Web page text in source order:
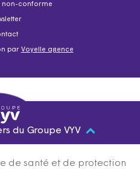
non-conforme
par Voyelle agence
du Groupe VYV
de santé et de protection